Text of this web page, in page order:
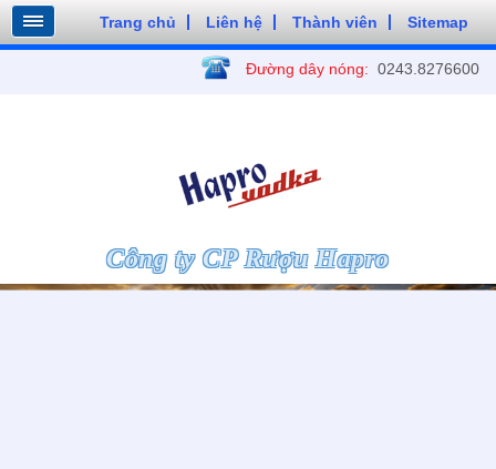
Trang chủ Liên hệ Thành viên Sitemap
Đường dây nóng: 0243.8276600
Công ty CP Rượu Hapro